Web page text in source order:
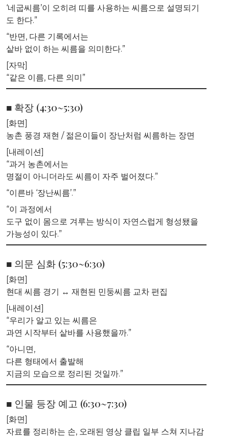
‘네굽씨름’이 오히려 띠를 사용하는 씨름으로 설명되기
도 한다.”
“반면, 다른 기록에서는
샅바 없이 하는 씨름을 의미한다.”
[자막]
“같은 이름, 다른 의미”
■ 확장 (4:30~5:30)
[화면]
농촌 풍경 재현 / 젊은이들이 장난처럼 씨름하는 장면
[내레이션]
“과거 농촌에서는
명절이 아니더라도 씨름이 자주 벌어졌다.”
“이른바 ‘장난씨름’.”
“이 과정에서
도구 없이 몸으로 겨루는 방식이 자연스럽게 형성됐을
가능성이 있다.”
■ 의문 심화 (5:30~6:30)
[화면]
현대 씨름 경기 ↔ 재현된 민둥씨름 교차 편집
[내레이션]
“우리가 알고 있는 씨름은
과연 시작부터 샅바를 사용했을까.”
“아니면,
다른 형태에서 출발해
지금의 모습으로 정리된 것일까.”
■ 인물 등장 예고 (6:30~7:30)
[화면]
자료를 정리하는 손, 오래된 영상 클립 일부 스쳐 지나감